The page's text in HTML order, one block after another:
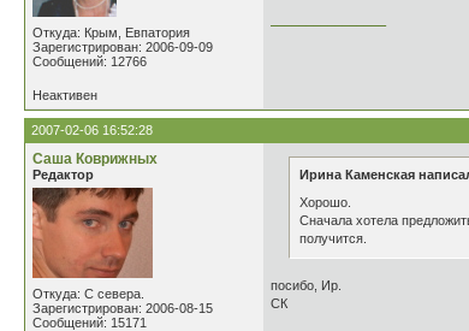
Откуда: Крым, Евпатория
Зарегистрирован: 2006-09-09
Сообщений: 12766
Неактивен
2007-02-06 16:52:28
Саша Коврижных
Редактор
Откуда: С севера.
Зарегистрирован: 2006-08-15
Сообщений: 15171
Ирина Каменская
Хорошо.
Сначала хотела
получится.
посибо, Ир.
СК